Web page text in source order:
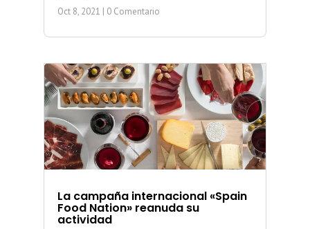
Oct 8, 2021 | 0 Comentario
La campaña internacional «Spain
Food Nation» reanuda su
actividad